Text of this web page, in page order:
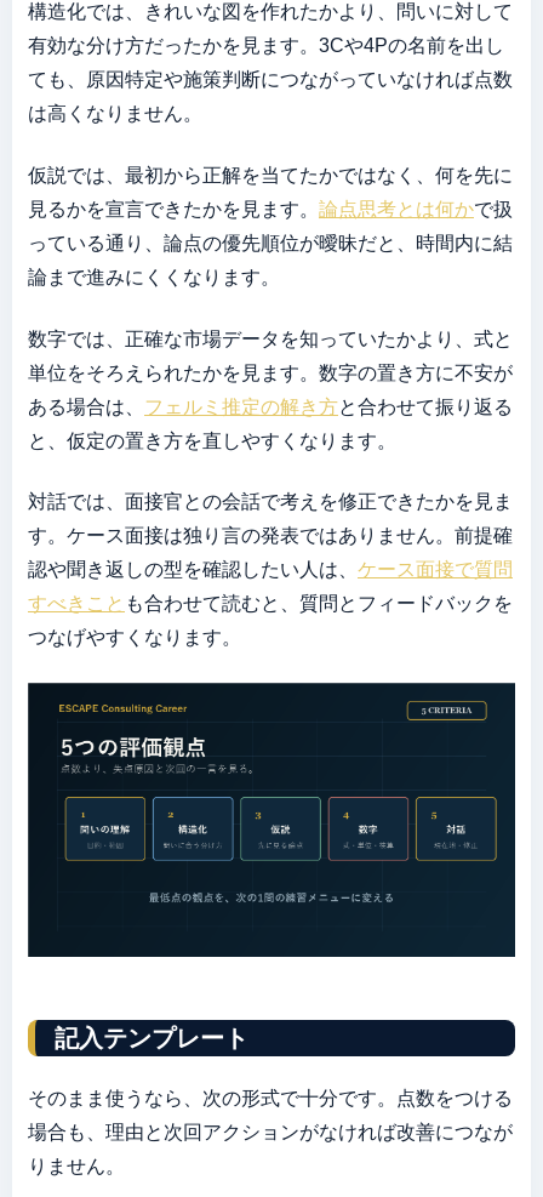
構造化では、きれいな図を作れたかより、問いに対して
有効な分け方だったかを見ます。3Cや4Pの名前を出し
ても、原因特定や施策判断につながっていなければ点数
は高くなりません。
仮説では、最初から正解を当てたかではなく、何を先に
見るかを宣言できたかを見ます。 論点思考とは何かで扱
っている通り、論点の優先順位が曖昧だと、時間内に結
論まで進みにくくなります。
数字では、正確な市場データを知っていたかより、式と
単位をそろえられたかを見ます。数字の置き方に不安が
ある場合は、 フェルミ推定の解き方と合わせて振り返る
と、仮定の置き方を直しやすくなります。
対話では、面接官との会話で考えを修正できたかを見ま
す。ケース面接は独り言の発表ではありません。前提確
認や聞き返しの型を確認したい人は、 ケース面接で質問
すべきこと も合わせて読むと、質問とフィードバックを
つなげやすくなります。
記入テンプレート
そのまま使うなら、次の形式で十分です。点数をつける
場合も、理由と次回アクションがなければ改善につなが
りません。